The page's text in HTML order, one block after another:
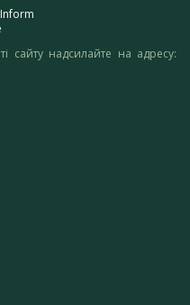
сайту надсилайте на адресу: